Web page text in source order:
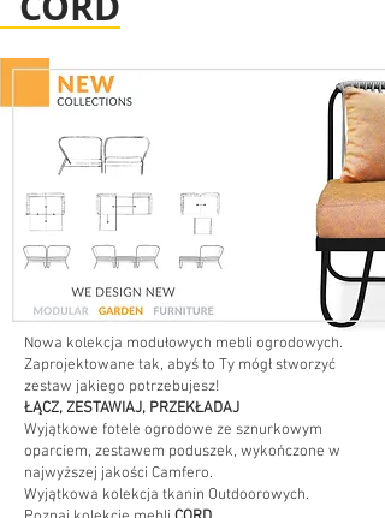
Nowa kolekcja modułowych mebli ogrodowych.
Zaprojektowane tak, abyś to Ty mógł stworzyć
zestaw jakiego potrzebujesz!
ŁĄCZ, ZESTAWIAJ, PRZEKŁADAJ
Wyjątkowe fotele ogrodowe ze sznurkowym
oparciem, zestawem poduszek, wykończone w
najwyższej jakości Camfero.
Wyjątkowa kolekcja tkanin Outdoorowych.